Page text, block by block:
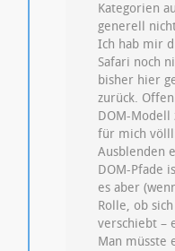
Kategorien
generell
Ich hab mir
Safari noch
bisher hier
zurück.
DOM-Modell
für mich
Ausblenden
DOM-Pfade
es aber
Rolle, ob
verschiebt –
Man müsste